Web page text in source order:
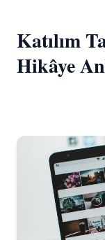
Katılım
Hikâye